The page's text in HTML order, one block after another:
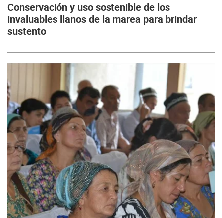
Conservación y uso sostenible de los
invaluables llanos de la marea para brindar
sustento